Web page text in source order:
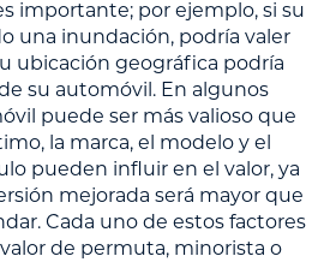
importante; por ejemplo, si su
una inundación, podría valer
ubicación geográfica podría
su automóvil. En algunos
puede ser más valioso que
la marca, el modelo y el
pueden influir en el valor, ya
mejorada será mayor que
Cada uno de estos factores
de permuta, minorista o